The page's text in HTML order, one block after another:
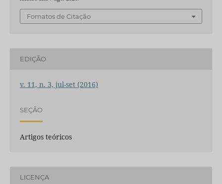
Fomatos de Citação
EDIÇÃO
v. 11, n. 3, jul-set (2016)
SEÇÃO
Artigos teóricos
LICENÇA